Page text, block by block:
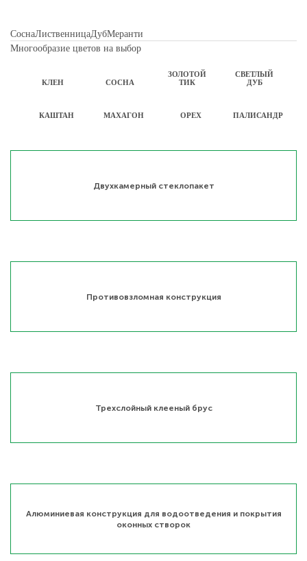
СоснаЛиственницаДубМеранти
Многообразие цветов на выбор
КЛЕН СОСНА
ЗОЛОТОЙ
ТИК
СВЕТЛЫЙ
ДУБ
КАШТАН МАХАГОН ОРЕХ ПАЛИСАНДР
Двухкамерный стеклопакет
Противовзломная конструкция
Трехслойный клееный брус
Алюминиевая конструкция для водоотведения и покрытия
оконных створок